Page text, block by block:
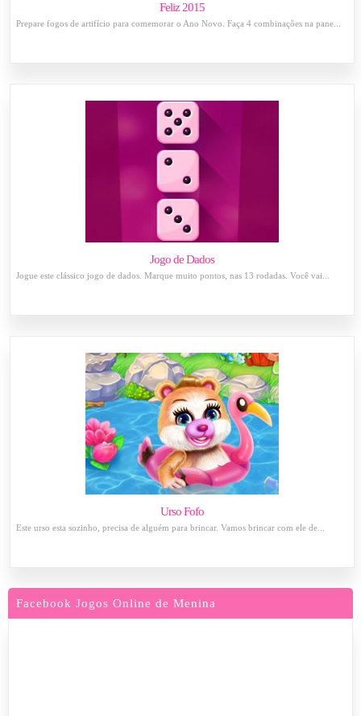
Feliz 2015
Prepare fogos de artifício para comemorar o Ano Novo. Faça 4 combinações na pane...
Jogo de Dados
Jogue este clássico jogo de dados. Marque muito pontos, nas 13 rodadas. Você vai...
Urso Fofo
Este urso esta sozinho, precisa de alguém para brincar. Vamos brincar com ele de...
Facebook Jogos Online de Menina